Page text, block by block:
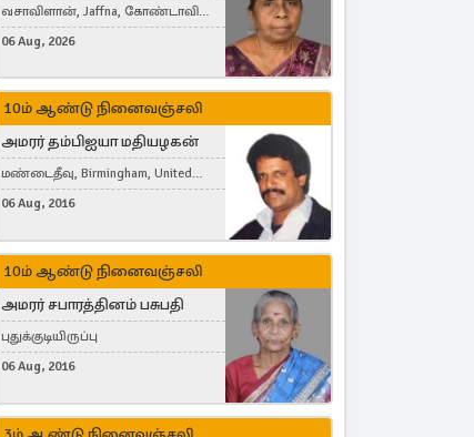
வசாவிளான், Jaffna, கோண்டாவில்
கிழக்கு
06 Aug, 2026
10ம் ஆண்டு நினைவஞ்சலி
அமரர் தம்பிஐயா மதியழகன்
மண்டைதீவு, Birmingham, United
Kingdom
06 Aug, 2016
10ம் ஆண்டு நினைவஞ்சலி
அமரர் சபாரத்தினம் பசுபதி
புதுக்குடியிருப்பு
06 Aug, 2016